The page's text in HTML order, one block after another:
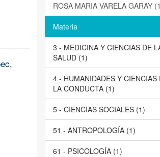
ROSA MARIA VARELA GARAY
Materia
3 - MEDICINA Y CIENCIAS DE
SALUD (1)
4 - HUMANIDADES Y CIENCIAS
LA CONDUCTA (1)
5 - CIENCIAS SOCIALES (1)
51 - ANTROPOLOGÍA (1)
61 - PSICOLOGÍA (1)